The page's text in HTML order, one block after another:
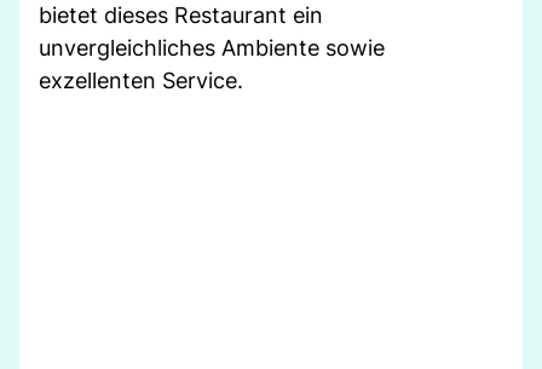
bietet dieses Restaurant ein
unvergleichliches Ambiente sowie
exzellenten Service.